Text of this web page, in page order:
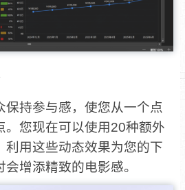
保持参与感，使您从一个点
。您现在可以使用20种额外
利用这些动态效果为您的下
增添精致的电影感。